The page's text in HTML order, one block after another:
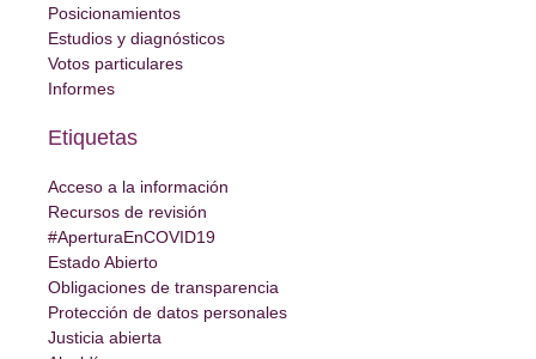
Posicionamientos
Estudios y diagnósticos
Votos particulares
Informes
Etiquetas
Acceso a la información
Recursos de revisión
#AperturaEnCOVID19
Estado Abierto
Obligaciones de transparencia
Protección de datos personales
Justicia abierta